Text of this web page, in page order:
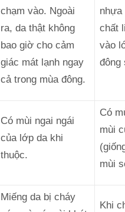
chạm vào. Ngoài
ra, da thật không
bao giờ cho cảm
giác mát lạnh ngay
cả trong mùa đông.
chất
vào
đông
Có mùi ngai ngái
của lớp da khi
thuộc.
Có
mùi
mùi
Miếng da bị cháy
Khi